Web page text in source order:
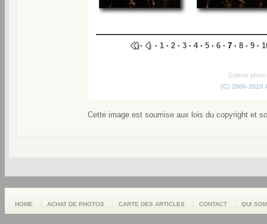
· · 1· 2· 3· 4· 5· 6· 7 · 8· 9·
Galerie
(C) 2006-2010
Cette image est soumise aux lois du copyright et
HOME ACHAT DE PHOTOS CARTE DES ARTICLES CONTACT QUI